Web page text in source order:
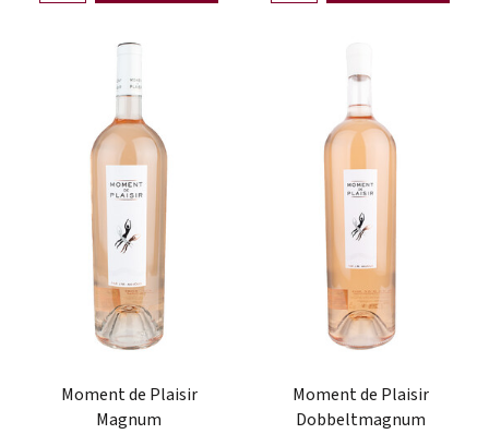
Moment de Plaisir
Magnum
Moment de Plaisir
Dobbeltmagnum